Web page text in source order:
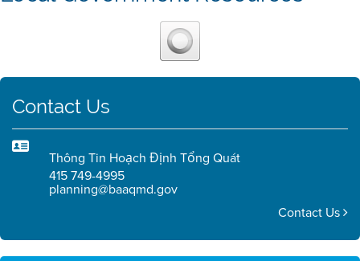
Contact Us
Thông Tin Hoạch Định Tổng Quát
415 749-4995
planning@baaqmd.gov
Contact Us